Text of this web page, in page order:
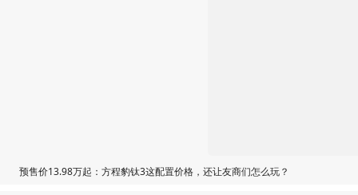
预售价13.98万起：方程豹钛3这配置价格，还让友商们怎么玩？